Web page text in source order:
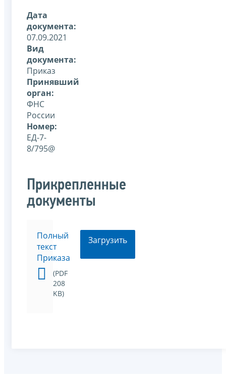
Дата
документа:
07.09.2021
Вид
документа:
Приказ
Принявший
орган:
ФНС
России
Номер:
ЕД-7-
8/795@
Прикрепленные
документы
Полный
текст
Приказа
(PDF
208
KB)
Загрузить